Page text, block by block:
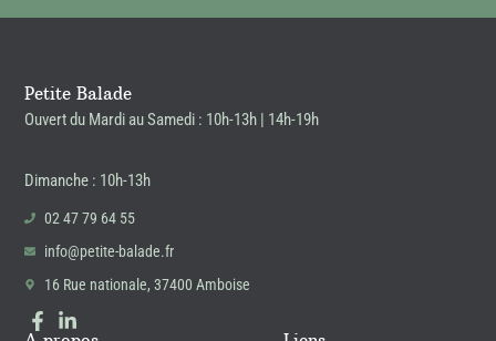
Petite Balade
Ouvert du Mardi au Samedi : 10h-13h | 14h-19h
Dimanche : 10h-13h
02 47 79 64 55
info@petite-balade.fr
16 Rue nationale, 37400 Amboise